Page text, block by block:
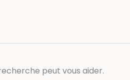
peut vous aider.